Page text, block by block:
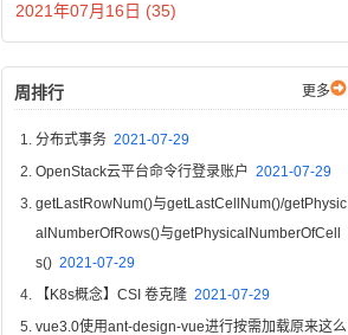
2021年07月16日 (35)
周排行 更多
分布式事务 2021-07-29
OpenStack云平台命令行登录账户 2021-07-29
getLastRowNum()与getLastCellNum()/getPhysic
alNumberOfRows()与getPhysicalNumberOfCell
s() 2021-07-29
【K8s概念】CSI 卷克隆 2021-07-29
vue3.0使用ant-design-vue进行按需加载原来这么